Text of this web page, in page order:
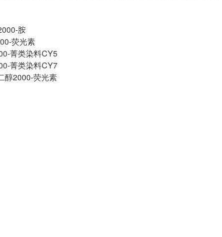
胺
荧光素
菁类染料CY5
菁类染料CY7
醇2000-荧光素